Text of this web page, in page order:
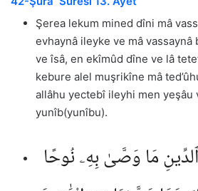
Şerea lekum mined dîni mâ
evhaynâ ileyke ve mâ
ve îsâ, en ekîmûd dîne ve lâ
kebure alel muşrikîne mâ
allâhu yectebî ileyhi men yeşâu
yunîb(yunîbu).
مَا وَصَّىٰ بِهِۦ نُوحًا